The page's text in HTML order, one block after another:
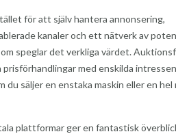
för att själv hantera annonsering,
kanaler och ett nätverk av
speglar det verkliga värdet.
med enskilda
säljer en enstaka maskin eller en hel
plattformar ger en fantastisk